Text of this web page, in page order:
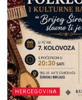
HERCEGOVINA